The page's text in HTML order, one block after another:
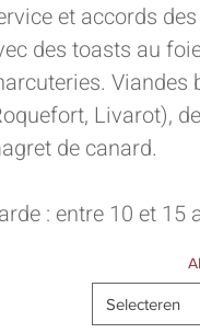
et accords
des toasts au
Viandes
Livarot),
de canard.
: entre 10 et 15
Selecteren